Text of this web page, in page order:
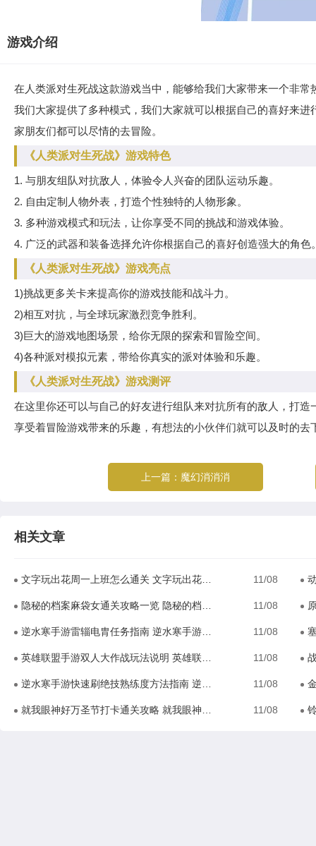
游戏介绍
在人类派对生死战这款游戏当中，能够给我们大家带来一个非
我们大家提供了多种模式，我们大家就可以根据自己的喜好来
家朋友们都可以尽情的去冒险。
《人类派对生死战》游戏特色
1. 与朋友组队对抗敌人，体验令人兴奋的团队运动乐趣。
2. 自由定制人物外表，打造个性独特的人物形象。
3. 多种游戏模式和玩法，让你享受不同的挑战和游戏体验。
4. 广泛的武器和装备选择允许你根据自己的喜好创造强大的角色
《人类派对生死战》游戏亮点
1)挑战更多关卡来提高你的游戏技能和战斗力。
2)相互对抗，与全球玩家激烈竞争胜利。
3)巨大的游戏地图场景，给你无限的探索和冒险空间。
4)各种派对模拟元素，带给你真实的派对体验和乐趣。
《人类派对生死战》游戏测评
在这里你还可以与自己的好友进行组队来对抗所有的敌人，打
享受着冒险游戏带来的乐趣，有想法的小伙伴们就可以及时的去
上一篇： 魔幻消消消
相关文章
文字玩出花周一上班怎么通关 文字玩出花周一上班通关攻略 11/08
隐秘的档案麻袋女通关攻略一览 隐秘的档案麻袋女通关攻略 11/08
逆水寒手游雷辎电胄任务指南 逆水寒手游雷辎电胄任务流程 11/08
英雄联盟手游双人大作战玩法说明 英雄联盟手游双人大作战玩法介绍 11/08
逆水寒手游快速刷绝技熟练度方法指南 逆水寒手游快速刷绝技熟练度攻略 11/08
就我眼神好万圣节打卡通关攻略 就我眼神好万圣节如何打卡 11/08 铃